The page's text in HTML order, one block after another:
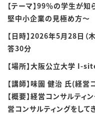
【テーマ】99％の学生が
堅中小企業の見極め方～
【日時】2026年5月28日
答30分
【場所】大阪公立大学 I-
【講師】味園 健治 氏(経営
【概要】経営コンサルティ
営コンサルティングをして